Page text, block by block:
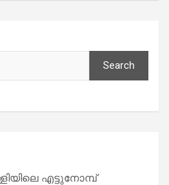
Search
എട്ടുനോമ്പ്